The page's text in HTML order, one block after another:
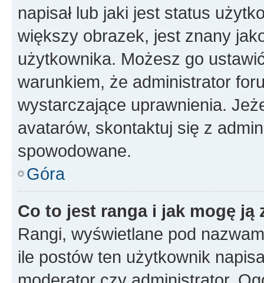
napisał lub jaki jest status
większy obrazek, jest znany
użytkownika. Możesz go
warunkiem, że administrator
wystarczające uprawnienia.
avatarów, skontaktuj się z
spowodowane.
Góra
Co to jest ranga i jak mogę ją
Rangi, wyświetlane pod
ile postów ten użytkownik